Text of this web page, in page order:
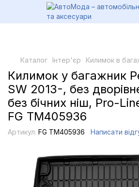
Каталог Інтер'єр Килимок в
Килимок у багажник
SW 2013-, без
без бічних ніш, Pro-
FG TM405936
Артикул: FG TM405936 Написати